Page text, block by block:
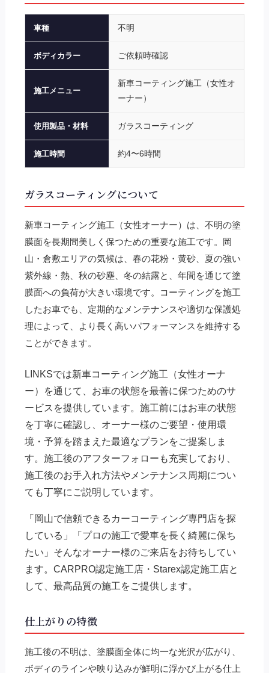
車種 不明
ボディカラー ご依頼時確認
施工メニュー
新車コーティング施工（女性オ
ーナー）
使用製品・材料 ガラスコーティング
施工時間 約4〜6時間
ガラスコーティングについて
新車コーティング施工（女性オーナー）は、不明の塗
膜面を長期間美しく保つための重要な施工です。岡
山・倉敷エリアの気候は、春の花粉・黄砂、夏の強い
紫外線・熱、秋の砂塵、冬の結露と、年間を通じて塗
膜面への負荷が大きい環境です。コーティングを施工
したお車でも、定期的なメンテナンスや適切な保護処
理によって、より長く高いパフォーマンスを維持する
ことができます。
LINKSでは新車コーティング施工（女性オーナ
ー）を通じて、お車の状態を最善に保つためのサ
ービスを提供しています。施工前にはお車の状態
を丁寧に確認し、オーナー様のご要望・使用環
境・予算を踏まえた最適なプランをご提案しま
す。施工後のアフターフォローも充実しており、
施工後のお手入れ方法やメンテナンス周期につい
ても丁寧にご説明しています。
「岡山で信頼できるカーコーティング専門店を探
している」「プロの施工で愛車を長く綺麗に保ち
たい」そんなオーナー様のご来店をお待ちしてい
ます。CARPRO認定施工店・Starex認定施工店と
して、最高品質の施工をご提供します。
仕上がりの特徴
施工後の不明は、塗膜面全体に均一な光沢が広がり、
ボディのラインや映り込みが鮮明に浮かび上がる仕上